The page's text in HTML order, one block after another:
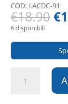
COD: LACDC-91
€18.90€
6 disponibili